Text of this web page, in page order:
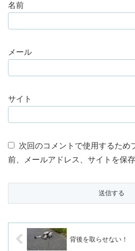
名前
メール
サイト
次回のコメントで使用するため
前、メールアドレス、サイトを保存
背後を取らせない！